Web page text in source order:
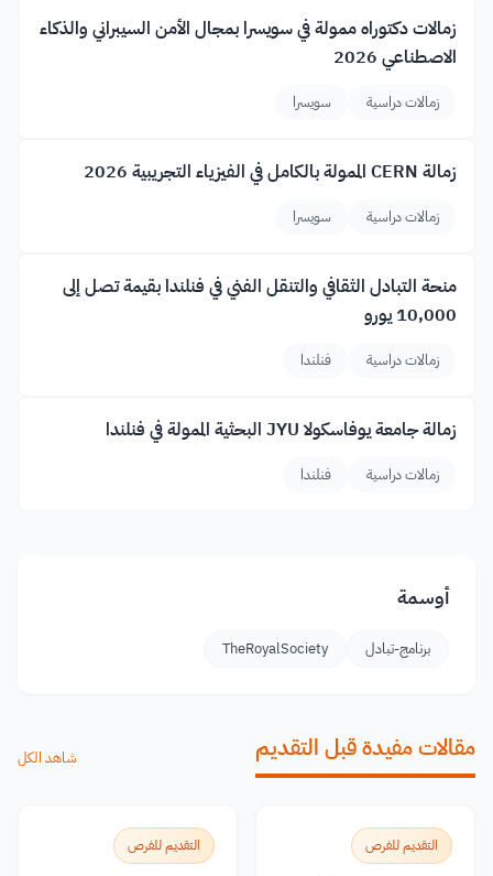
زمالات دكتوراه ممولة في سويسرا بمجال الأمن السيبراني والذكاء
الاصطناعي 2026
زمالات دراسية سويسرا
زمالة CERN الممولة بالكامل في الفيزياء التجريبية 2026
زمالات دراسية سويسرا
منحة التبادل الثقافي والتنقل الفني في فنلندا بقيمة تصل إلى
10,000 يورو
زمالات دراسية فنلندا
زمالة جامعة يوفاسكولا JYU البحثية الممولة في فنلندا
زمالات دراسية فنلندا
أوسمة
برنامج-تبادل TheRoyalSociety
مقالات مفيدة قبل التقديم شاهد الكل
التقديم للفرص التقديم للفرص